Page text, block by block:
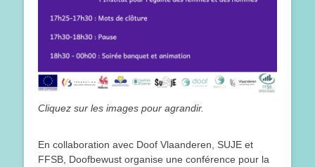
Cliquez sur les images pour agrandir.
En collaboration avec Doof Vlaanderen, SUJE et
FFSB, Doofbewust organise une conférence pour la